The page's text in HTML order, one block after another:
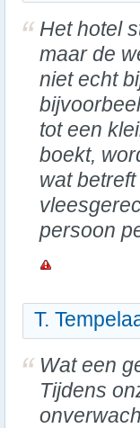
Het hotel
maar de
niet echt
tot een
boekt,
wat
persoon
T.
Wat een
Tijdens